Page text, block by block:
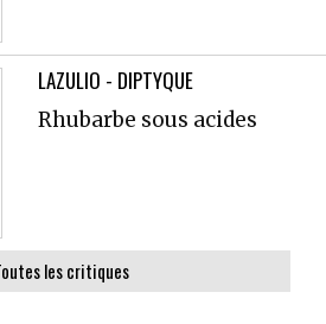
LAZULIO - DIPTYQUE
Rhubarbe sous acides
les critiques